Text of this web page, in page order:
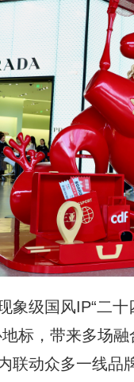
象级国风IP“二
标，带来多场
联动众多一线